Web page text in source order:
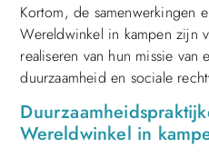
Kortom, de samenwerkingen
Wereldwinkel in kampen zijn
realiseren van hun missie van
duurzaamheid en sociale
Wereldwinkel in